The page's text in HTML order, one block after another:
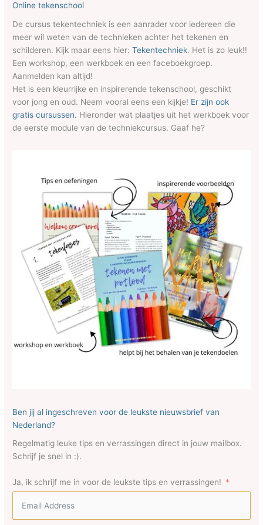
Online tekenschool
De cursus tekentechniek is een aanrader voor iedereen die
meer wil weten van de technieken achter het tekenen en
schilderen. Kijk maar eens hier:Tekentechniek. Het is zo leuk!!
Een workshop, een werkboek en een faceboekgroep.
Aanmelden kan altijd!
Het is een kleurrijke en inspirerende tekenschool, geschikt
voor jong en oud. Neem vooral eens een kijkje! Er zijn ook
gratis cursussen. Hieronder wat plaatjes uit het werkboek voor
de eerste module van de techniekcursus. Gaaf he?
Ben jij al ingeschreven voor de leukste nieuwsbrief van
Nederland?
Regelmatig leuke tips en verrassingen direct in jouw mailbox.
Schrijf je snel in :).
Ja, ik schrijf me in voor de leukste tips en verrassingen!